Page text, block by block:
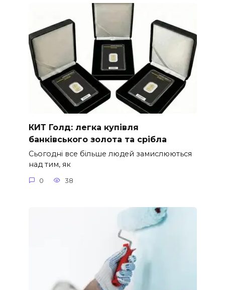
КИТ Голд: легка купівля
банківського золота та срібла
Сьогодні все більше людей замислюються
над тим, як
0 38